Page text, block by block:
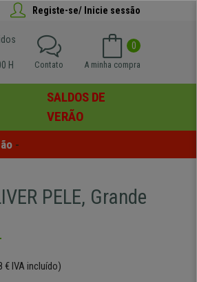
Registe-se/ Inicie sessão
H
0
A minha compra
Contato
SALDOS DE
VERÃO
-
PELE, Grande
€ IVA incluído)